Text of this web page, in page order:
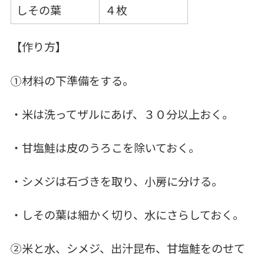
しその葉 ４枚
【作り方】
①材料の下準備をする。
・米は洗ってザルにあげ、３０分以上おく。
・甘塩鮭は皮のうろこを除いておく。
・シメジは石づきを取り、小房に分ける。
・しその葉は細かく切り、水にさらしておく。
②米と水、シメジ、出汁昆布、甘塩鮭をのせて